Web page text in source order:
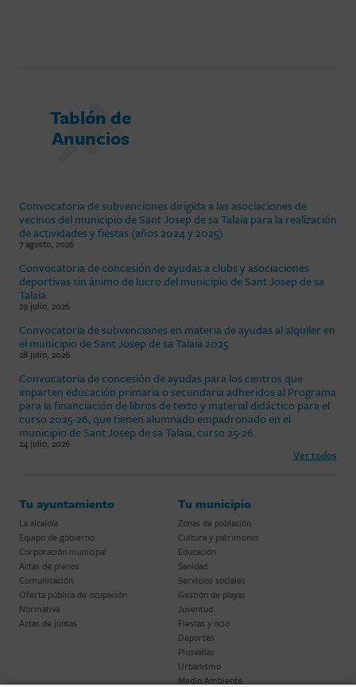
Tablón de
Anuncios
Convocatoria de subvenciones dirigida a las asociaciones de
vecinos del municipio de Sant Josep de sa Talaia para la realización
de actividades y fiestas (años 2024 y 2025)
7 agosto, 2026
Convocatoria de concesión de ayudas a clubs y asociaciones
deportivas sin ánimo de lucro del municipio de Sant Josep de sa
Talaia
29 julio, 2026
Convocatoria de subvenciones en materia de ayudas al alquiler en
el municipio de Sant Josep de sa Talaia 2025
28 julio, 2026
Convocatoria de concesión de ayudas para los centros que
imparten educación primaria o secundaria adheridos al Programa
para la financiación de libros de texto y material didáctico para el
curso 2025-26, que tienen alumnado empadronado en el
municipio de Sant Josep de sa Talaia, curso 25-26.
24 julio, 2026
Ver todos
Tu ayuntamiento
La alcaldía
Equipo de gobierno
Corporación municipal
Actas de plenos
Comunicación
Oferta pública de ocupación
Normativa
Actas de juntas
Tu municipio
Zonas de población
Cultura y patrimonio
Educación
Sanidad
Servicios sociales
Gestión de playas
Juventud
Fiestas y ocio
Deportes
Plusvalías
Urbanismo
Medio Ambiente